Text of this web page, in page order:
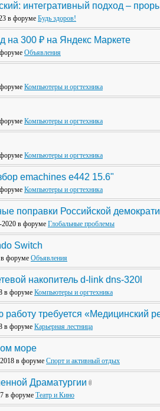
интегративный подход –
в форуме Будь здоров!
на 300 ₽ на Яндекс Маркете
Объявления
Компьютеры и оргтехника
Компьютеры и оргтехника
Компьютеры и оргтехника
emachines e442 15.6"
Компьютеры и оргтехника
поправки Российской
2020 в форуме Глобальные проблемы
Switch
форуме Объявления
накопитель d-link dns-320l
в форуме Компьютеры и оргтехника
работу требуется «Медицинский
в форуме Карьерная лестница
море
в форуме Спорт и активный отдых
Драматургии
в форуме Театр и Кино